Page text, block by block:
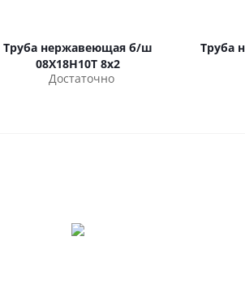
Труба нержавеющая б/ш
08Х18Н10Т 8х2
Достаточно
Труба